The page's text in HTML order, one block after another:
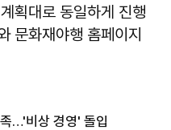
획대로 동일하게 진행
문화재야행 홈페이지
…'비상 경영' 돌입